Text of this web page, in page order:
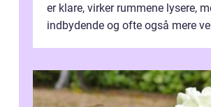
er klare, virker rummene lysere,
indbydende og ofte også mere